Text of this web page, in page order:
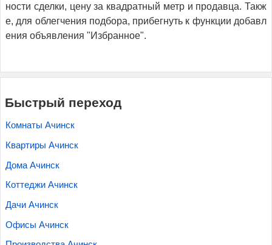
ности сделки, цену за квадратный метр и продавца. Такж
е, для облегчения подбора, прибегнуть к функции добавл
ения объявления "Избранное".
Быстрый переход
Комнаты Ачинск
Квартиры Ачинск
Дома Ачинск
Коттеджи Ачинск
Дачи Ачинск
Офисы Ачинск